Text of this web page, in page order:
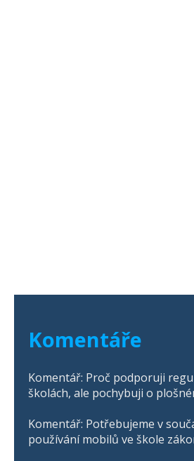
Komentáře
Komentář: Proč podporuji
školách, ale pochybuji o
Komentář: Potřebujeme v
používání mobilů ve škole